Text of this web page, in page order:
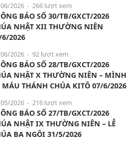
2026 - 266 lượt xem
BÁO SỐ 30/TB/GXCT/2026
NHẬT XII THƯỜNG NIÊN
2026
2026 - 92 lượt xem
BÁO SỐ 28/TB/GXCT/2026
NHẬT X THƯỜNG NIÊN – MÌNH
MÁU THÁNH CHÚA KITÔ 07/6/2026
2026 - 216 lượt xem
BÁO SỐ 27/TB/GXCT/2026
NHẬT IX THƯỜNG NIÊN – LỄ
BA NGÔI 31/5/2026